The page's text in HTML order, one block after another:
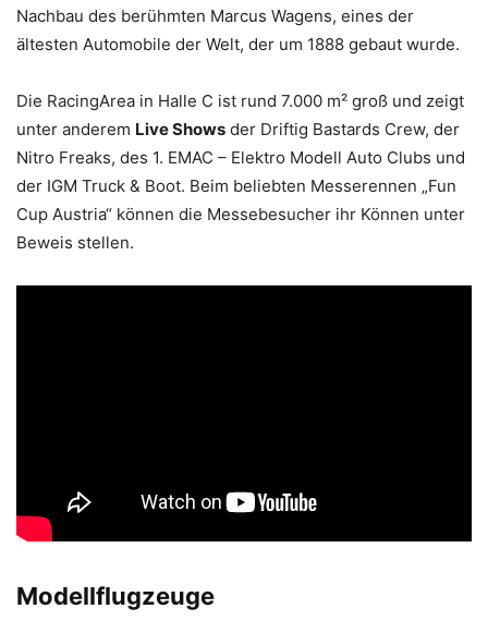
Nachbau des berühmten Marcus Wagens, eines der
ältesten Automobile der Welt, der um 1888 gebaut wurde.
Die RacingArea in Halle C ist rund 7.000 m² groß und zeigt
unter anderem Live Shows der Driftig Bastards Crew, der
Nitro Freaks, des 1. EMAC – Elektro Modell Auto Clubs und
der IGM Truck & Boot. Beim beliebten Messerennen „Fun
Cup Austria“ können die Messebesucher ihr Können unter
Beweis stellen.
Modellflugzeuge